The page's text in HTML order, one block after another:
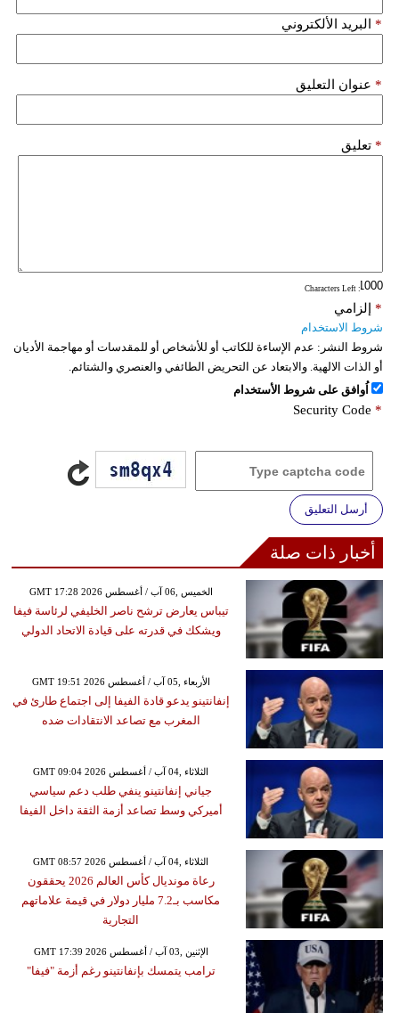
البريد الألكتروني *
عنوان التعليق *
تعليق *
: Characters Left
إلزامي *
شروط الاستخدام
شروط النشر: عدم الإساءة للكاتب أو للأشخاص أو للمقدسات أو مهاجمة الأديان
أو الذات الالهية. والابتعاد عن التحريض الطائفي والعنصري والشتائم.
اُوافق على شروط الأستخدام
Security Code *
أرسل التعليق
أخبار ذات صلة
GMT 17:28 2026 الخميس ,06 آب / أغسطس
تيباس يعارض ترشح ناصر الخليفي لرئاسة فيفا
ويشكك في قدرته على قيادة الاتحاد الدولي
GMT 19:51 2026 الأربعاء ,05 آب / أغسطس
إنفانتينو يدعو قادة الفيفا إلى اجتماع طارئ في
المغرب مع تصاعد الانتقادات ضده
GMT 09:04 2026 الثلاثاء ,04 آب / أغسطس
جياني إنفانتينو ينفي طلب دعم سياسي
أميركي وسط تصاعد أزمة الثقة داخل الفيفا
GMT 08:57 2026 الثلاثاء ,04 آب / أغسطس
رعاة مونديال كأس العالم 2026 يحققون
مكاسب بـ7.2 مليار دولار في قيمة علاماتهم
التجارية
GMT 17:39 2026 الإثنين ,03 آب / أغسطس
ترامب يتمسك بإنفانتينو رغم أزمة "فيفا"